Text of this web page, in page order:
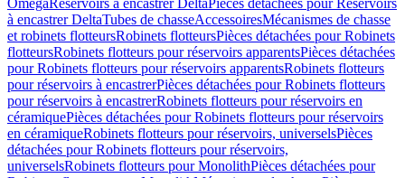
OmegaRéservoirs à encastrer DeltaPièces détachées pour Réservoirs
à encastrer DeltaTubes de chasseAccessoiresMécanismes de chasse
et robinets flotteursRobinets flotteursPièces détachées pour Robinets
flotteursRobinets flotteurs pour réservoirs apparentsPièces détachées
pour Robinets flotteurs pour réservoirs apparentsRobinets flotteurs
pour réservoirs à encastrerPièces détachées pour Robinets flotteurs
pour réservoirs à encastrerRobinets flotteurs pour réservoirs en
céramiquePièces détachées pour Robinets flotteurs pour réservoirs
en céramiqueRobinets flotteurs pour réservoirs, universelsPièces
détachées pour Robinets flotteurs pour réservoirs,
universelsRobinets flotteurs pour MonolithPièces détachées pour